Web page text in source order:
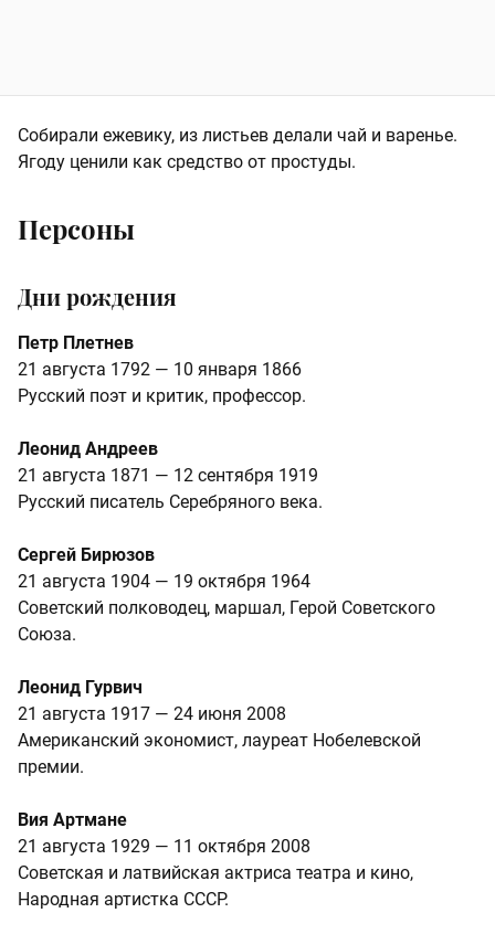
Собирали ежевику, из листьев делали чай и варенье.
Ягоду ценили как средство от простуды.
Персоны
Дни рождения
Петр Плетнев
21 августа 1792 — 10 января 1866
Русский поэт и критик, профессор.
Леонид Андреев
21 августа 1871 — 12 сентября 1919
Русский писатель Серебряного века.
Сергей Бирюзов
21 августа 1904 — 19 октября 1964
Советский полководец, маршал, Герой Советского
Союза.
Леонид Гурвич
21 августа 1917 — 24 июня 2008
Американский экономист, лауреат Нобелевской
премии.
Вия Артмане
21 августа 1929 — 11 октября 2008
Советская и латвийская актриса театра и кино,
Народная артистка СССР.